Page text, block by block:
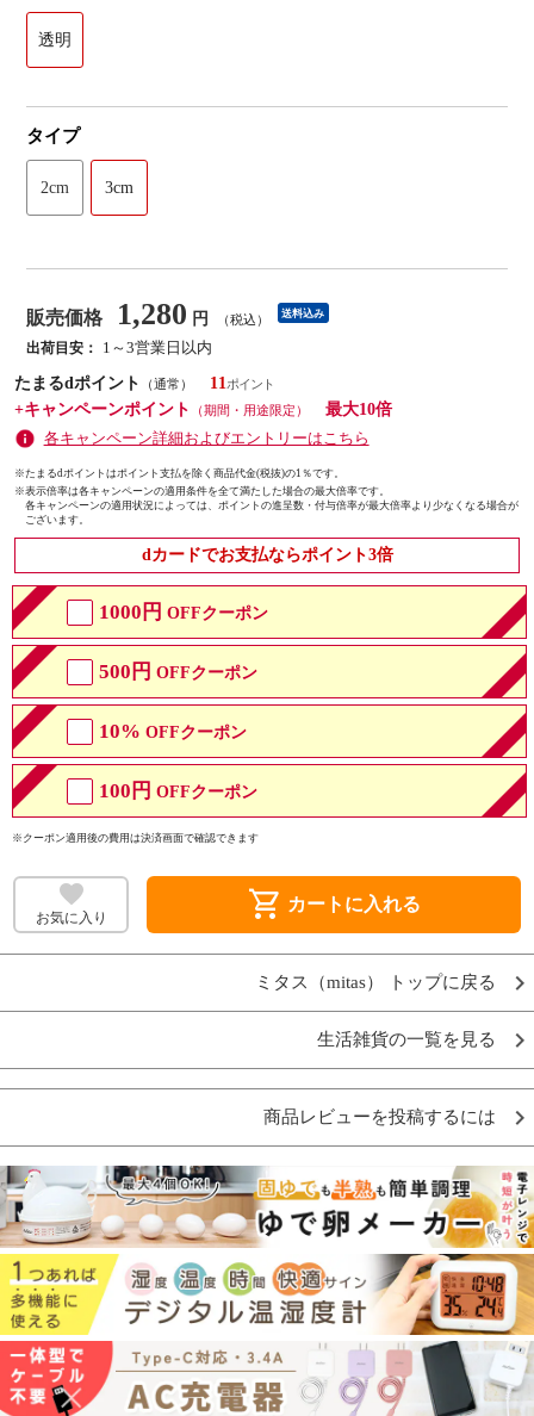
透明
タイプ
2cm 3cm
販売価格 1,280 円 （税込） 送料込み
出荷目安：
1～3営業日以内
たまるdポイント
（通常）
11
+キャンペーンポイント
（期間・用途限定）
最大10倍
各キャンペーン詳細およびエントリーはこちら
※たまるdポイントはポイント支払を除く商品代金(税抜)の1％です。
※表示倍率は各キャンペーンの適用条件を全て満たした場合の最大倍率です。
各キャンペーンの適用状況によっては、ポイントの進呈数・付与倍率が最大倍率より少なくなる場合が
ございます。
dカードでお支払ならポイント3倍
1000円 OFFクーポン
500円 OFFクーポン
10% OFFクーポン
100円 OFFクーポン
※クーポン適用後の費用は決済画面で確認できます
お気に入り shopping_cart カートに入れる
ミタス（mitas） トップに戻る
生活雑貨の一覧を見る
商品レビューを投稿するには